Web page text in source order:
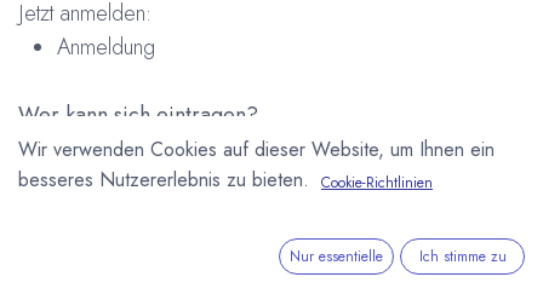
Jetzt anmelden:
Anmeldung
Wer kann sich eintragen?
Eintragen können sich alle Hersteller, Händler, Dienstleister,
Zulieferer, Verbände etc. der Schokoladenbranche.
Wir verwenden Cookies auf dieser Website, um Ihnen ein
besseres Nutzererlebnis zu bieten.
Cookie-Richtlinien
Nur essentielle Ich stimme zu